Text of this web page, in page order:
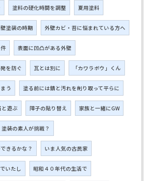
塗料の硬化時間を調整 夏用塗料
塗装の時期 外壁カビ・苔に悩まれている方へ
表面に凹凸がある外壁
を防ぐ 瓦とは別に 「カワラボウ」くん
う 塗る前には錆と汚れを削り取って平らに
と遊ぶ 障子の貼り替え 家族と一緒にGW
塗装の素人が挑戦？
きるかな？ いま人気の古民家
いたし 昭和４０年代の生活で